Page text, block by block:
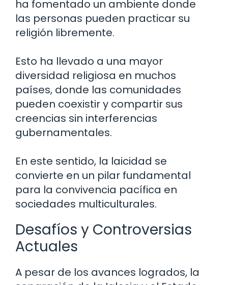
ha fomentado un ambiente donde
las personas pueden practicar su
religión libremente.
Esto ha llevado a una mayor
diversidad religiosa en muchos
países, donde las comunidades
pueden coexistir y compartir sus
creencias sin interferencias
gubernamentales.
En este sentido, la laicidad se
convierte en un pilar fundamental
para la convivencia pacífica en
sociedades multiculturales.
Desafíos y Controversias
Actuales
A pesar de los avances logrados, la